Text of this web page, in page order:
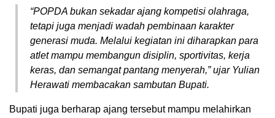
“POPDA bukan sekadar ajang kompetisi olahraga,
tetapi juga menjadi wadah pembinaan karakter
generasi muda. Melalui kegiatan ini diharapkan para
atlet mampu membangun disiplin, sportivitas, kerja
keras, dan semangat pantang menyerah,” ujar Yulian
Herawati membacakan sambutan Bupati.
Bupati juga berharap ajang tersebut mampu melahirkan